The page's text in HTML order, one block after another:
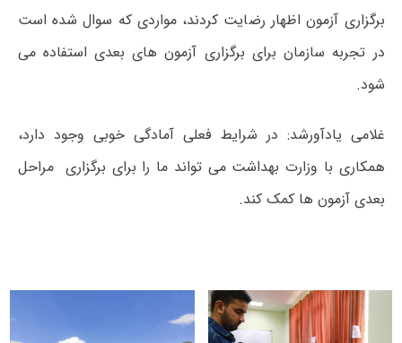
برگزاری آزمون اظهار رضایت کردند، مواردی که سوال شده است
در تجربه سازمان برای برگزاری آزمون های بعدی استفاده می
شود.
غلامی یادآورشد: در شرایط فعلی آمادگی خوبی وجود دارد،
همکاری با وزارت بهداشت می تواند ما را برای برگزاری مراحل
بعدی آزمون ها کمک کند.